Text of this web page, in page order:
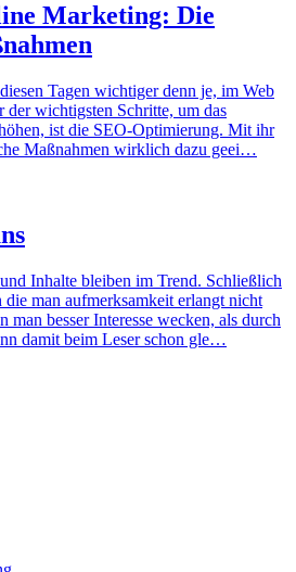
Marketing: Die
Tagen wichtiger denn je, im Web
der wichtigsten Schritte, um das
ist die SEO-Optimierung. Mit ihr
Maßnahmen wirklich dazu geei…
Inhalte bleiben im Trend. Schließlich
man aufmerksamkeit erlangt nicht
man besser Interesse wecken, als durch
damit beim Leser schon gle…